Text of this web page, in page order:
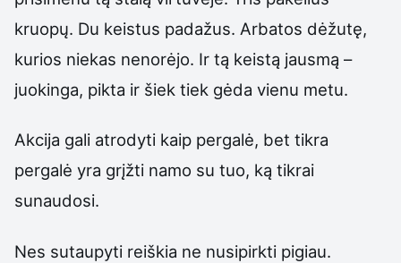
kruopų. Du keistus padažus. Arbatos dėžutę,
kurios niekas nenorėjo. Ir tą keistą jausmą –
juokinga, pikta ir šiek tiek gėda vienu metu.
Akcija gali atrodyti kaip pergalė, bet tikra
pergalė yra grįžti namo su tuo, ką tikrai
sunaudosi.
Nes sutaupyti reiškia ne nusipirkti pigiau.